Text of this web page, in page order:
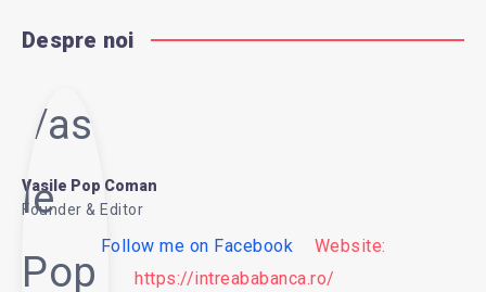
Despre noi
Vasi
le
Pop
Vasile Pop Coman
Founder & Editor
Follow me on Facebook
Website:
https://intreababanca.ro/